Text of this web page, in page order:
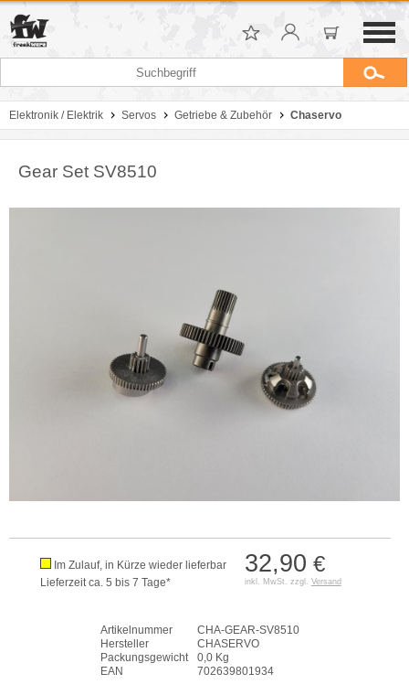
Elektronik / Elektrik Servos Getriebe & Zubehör Chaservo
Gear Set SV8510
32,90 €
inkl. MwSt. zzgl. Versand
Im Zulauf, in Kürze wieder lieferbar
Lieferzeit ca. 5 bis 7 Tage*
Artikelnummer
CHA-GEAR-SV8510
Hersteller
CHASERVO
Packungsgewicht
0,0 Kg
EAN
702639801934